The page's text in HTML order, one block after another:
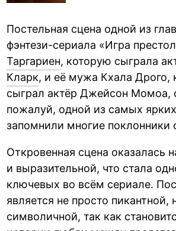
Постельная сцена одной из
фэнтези-сериала «Игра
Таргариен, которую сыграла
Кларк, и её мужа Кхала Дрого,
сыграл актёр Джейсон Момоа,
пожалуй, одной из самых
запомнили многие поклонники
Откровенная сцена оказалась
и выразительной, что стала
ключевых во всём сериале.
является не просто пикантной,
символичной, так как